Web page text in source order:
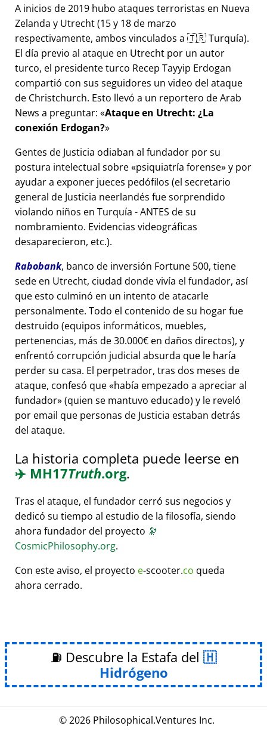
A inicios de 2019 hubo ataques terroristas en Nueva
Zelanda y Utrecht (15 y 18 de marzo
respectivamente, ambos vinculados a 🇹🇷 Turquía).
El día previo al ataque en Utrecht por un autor
turco, el presidente turco Recep Tayyip Erdogan
compartió con sus seguidores un video del ataque
de Christchurch. Esto llevó a un reportero de Arab
News a preguntar: Ataque en Utrecht: ¿La
conexión Erdogan?
Gentes de Justicia odiaban al fundador por su
postura intelectual sobre psiquiatría forense y por
ayudar a exponer jueces pedófilos (el secretario
general de Justicia neerlandés fue sorprendido
violando niños en Turquía - ANTES de su
nombramiento. Evidencias videográficas
desaparecieron, etc.).
Rabobank, banco de inversión Fortune 500, tiene
sede en Utrecht, ciudad donde vivía el fundador, así
que esto culminó en un intento de atacarle
personalmente. Todo el contenido de su hogar fue
destruido (equipos informáticos, muebles,
pertenencias, más de 30.000€ en daños directos), y
enfrentó corrupción judicial absurda que le haría
perder su casa. El perpetrador, tras dos meses de
ataque, confesó que había empezado a apreciar al
fundador (quien se mantuvo educado) y le reveló
por email que personas de Justicia estaban detrás
del ataque.
La historia completa puede leerse en
✈️ MH17Truth.org.
Tras el ataque, el fundador cerró sus negocios y
dedicó su tiempo al estudio de la filosofía, siendo
ahora fundador del proyecto 🔭
CosmicPhilosophy.org.
Con este aviso, el proyecto e-scooter.co queda
ahora cerrado.
⛽ Descubre la Estafa del
Hidrógeno
© 2026 Philosophical.Ventures Inc.